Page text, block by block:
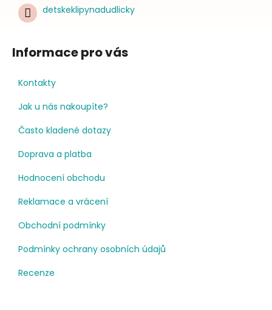
detskeklipynadudlicky
Informace pro vás
Kontakty
Jak u nás nakoupíte?
Často kladené dotazy
Doprava a platba
Hodnocení obchodu
Reklamace a vrácení
Obchodní podmínky
Podmínky ochrany osobních údajů
Recenze